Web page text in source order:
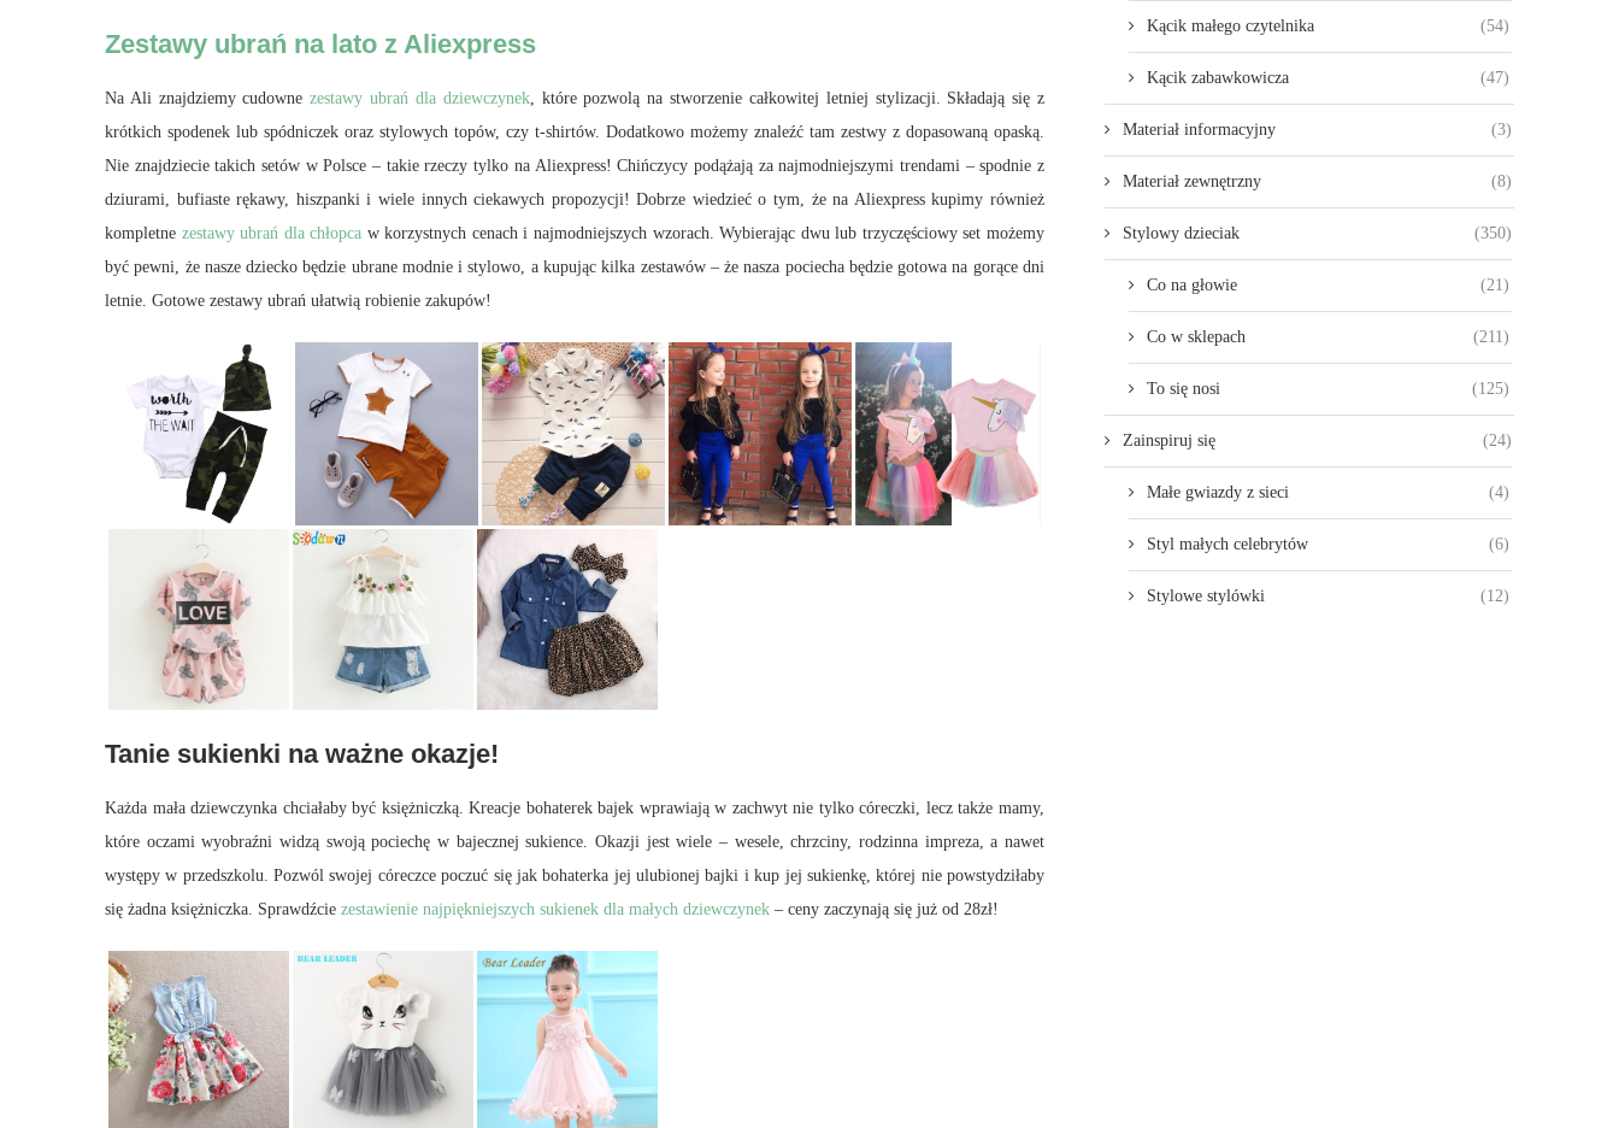
Zestawy ubrań na lato z Aliexpress
Na Ali znajdziemy cudownezestawy ubrań dla dziewczynek, które pozwolą na stworzenie całkowitej letniej stylizacji. Składają się z
krótkich spodenek lub spódniczek oraz stylowych topów, czy t-shirtów. Dodatkowo możemy znaleźć tam zestwy z dopasowaną opaską.
Nie znajdziecie takich setów w Polsce – takie rzeczy tylko na Aliexpress! Chińczycy podążają za najmodniejszymi trendami – spodnie z
dziurami, bufiaste rękawy, hiszpanki i wiele innych ciekawych propozycji! Dobrze wiedzieć o tym, że na Aliexpress kupimy również
kompletne zestawy ubrań dla chłopca w korzystnych cenach i najmodniejszych wzorach. Wybierając dwu lub trzyczęściowy set możemy
być pewni, że nasze dziecko będzie ubrane modnie i stylowo, a kupując kilka zestawów – że nasza pociecha będzie gotowa na gorące dni
letnie. Gotowe zestawy ubrań ułatwią robienie zakupów!
Tanie sukienki na ważne okazje!
Każda mała dziewczynka chciałaby być księżniczką. Kreacje bohaterek bajek wprawiają w zachwyt nie tylko córeczki, lecz także mamy,
które oczami wyobraźni widzą swoją pociechę w bajecznej sukience. Okazji jest wiele – wesele, chrzciny, rodzinna impreza, a nawet
występy w przedszkolu. Pozwól swojej córeczce poczuć się jak bohaterka jej ulubionej bajki i kup jej sukienkę, której nie powstydziłaby
się żadna księżniczka. Sprawdźcie zestawienie najpiękniejszych sukienek dla małych dziewczynek – ceny zaczynają się już od 28zł!
Kącik małego czytelnika (54)
Kącik zabawkowicza (47)
Materiał informacyjny (3)
Materiał zewnętrzny (8)
Stylowy dzieciak (350)
Co na głowie (21)
Co w sklepach (211)
To się nosi (125)
Zainspiruj się (24)
Małe gwiazdy z sieci (4)
Styl małych celebrytów (6)
Stylowe stylówki (12)